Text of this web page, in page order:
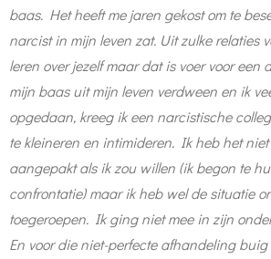
baas. Het heeft me jaren gekost om te
narcist in mijn leven zat. Uit zulke relaties
leren over jezelf maar dat is voer voor
mijn baas uit mijn leven verdween en ik
opgedaan, kreeg ik een narcistische
te kleineren en intimideren. Ik heb het
aangepakt als ik zou willen (ik begon te
confrontatie) maar ik heb wel de situatie
toegeroepen. Ik ging niet mee in zijn
En voor die niet-perfecte afhandeling buig